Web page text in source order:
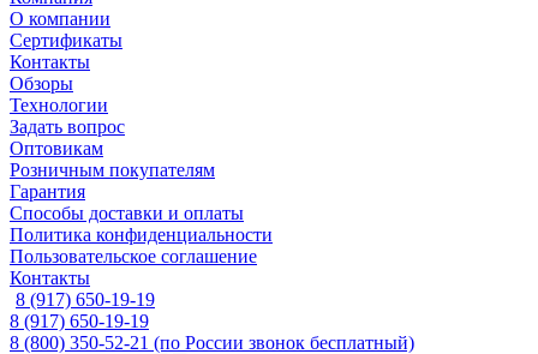
О компании
Сертификаты
Контакты
Обзоры
Технологии
Задать вопрос
Оптовикам
Розничным покупателям
Гарантия
Способы доставки и оплаты
Политика конфиденциальности
Пользовательское соглашение
Контакты
8 (917) 650-19-19
8 (917) 650-19-19
8 (800) 350-52-21 (по России звонок бесплатный)